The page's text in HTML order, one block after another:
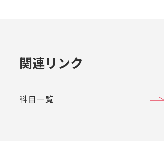
関連リンク
科目一覧